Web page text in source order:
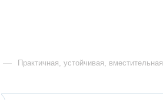
— Практичная, устойчивая, вместительная